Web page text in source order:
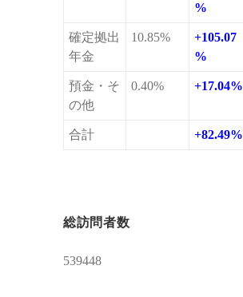
%
確定拠出
年金
10.85%
+105.07
%
預金・そ
の他
0.40% +17.04%
合計 +82.49%
総訪問者数
539448